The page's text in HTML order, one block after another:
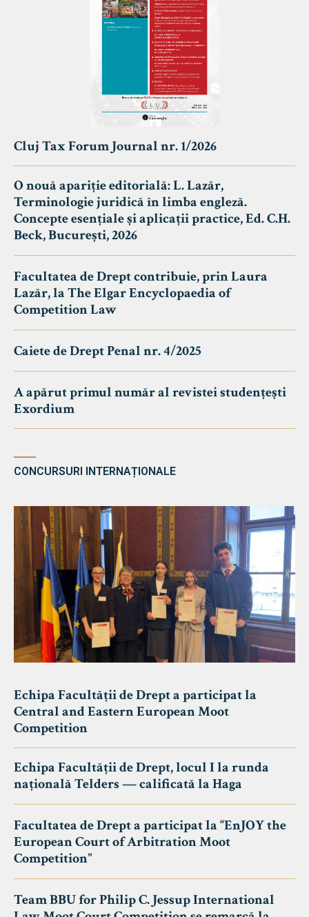
Cluj Tax Forum Journal nr. 1/2026
O nouă apariție editorială: L. Lazăr,
Terminologie juridică în limba engleză.
Concepte esențiale și aplicații practice, Ed. C.H.
Beck, București, 2026
Facultatea de Drept contribuie, prin Laura
Lazăr, la The Elgar Encyclopaedia of
Competition Law
Caiete de Drept Penal nr. 4/2025
A apărut primul număr al revistei studențești
Exordium
CONCURSURI INTERNAȚIONALE
Echipa Facultății de Drept a participat la
Central and Eastern European Moot
Competition
Echipa Facultății de Drept, locul I la runda
națională Telders — calificată la Haga
Facultatea de Drept a participat la “EnJOY the
European Court of Arbitration Moot
Competition”
Team BBU for Philip C. Jessup International